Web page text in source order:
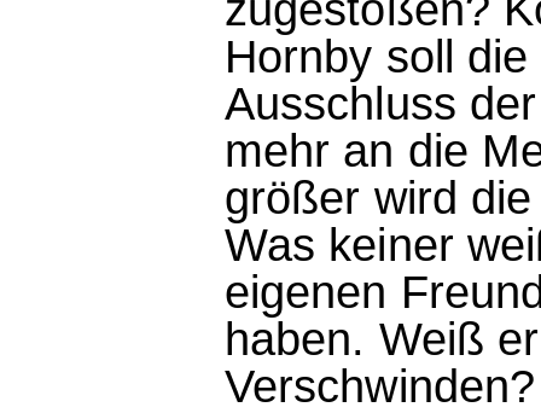
Hornby soll
Ausschluss
mehr an die
größer wird
Was keiner
eigenen
haben. Weiß
Verschwinden?